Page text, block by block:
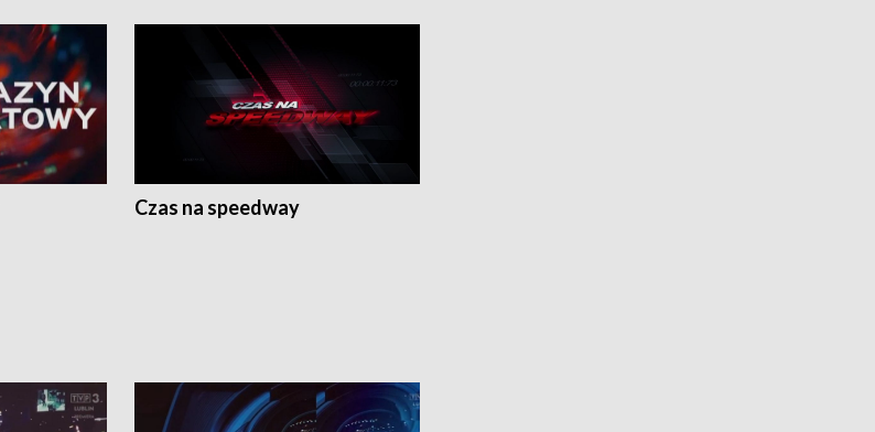
Czas na speedway